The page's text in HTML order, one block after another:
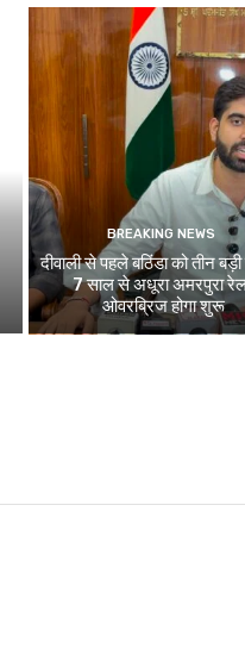
BREAKING NEWS
दीवाली से पहले बठिंडा को तीन बड़ी
7 साल से अधूरा अमरपुरा
ओवरब्रिज होगा शुरू